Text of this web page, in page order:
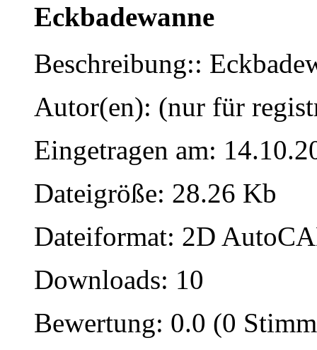
Eckbadewanne
Beschreibung::
Autor(en): (nur für
Eingetragen am:
Dateigröße: 28.26 Kb
Dateiformat: 2D
Downloads: 10
Bewertung: 0.0 (0